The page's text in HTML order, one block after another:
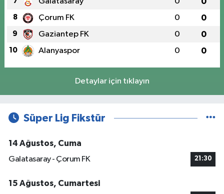
8 Çorum FK 0 0
9 Gaziantep FK 0 0
10 Alanyaspor 0 0
Detaylar için tıklayın
Süper Lig Fikstür
14 Ağustos, Cuma
Galatasaray - Çorum FK
21:30
15 Ağustos, Cumartesi